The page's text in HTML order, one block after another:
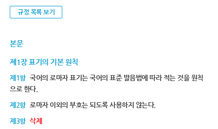
규정 목록 보기
본문
제1장 표기의 기본 원칙
제1항 국어의 로마자 표기는 국어의 표준 발음법에 따라 적는 것을 원칙
으로 한다.
제2항 로마자 이외의 부호는 되도록 사용하지 않는다.
제3항 삭제